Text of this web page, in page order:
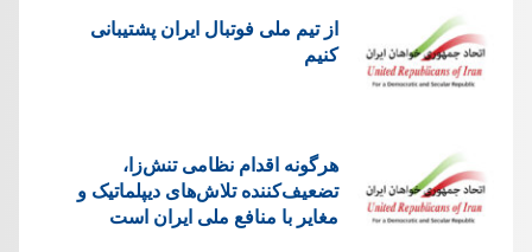
از تیم ملی فوتبال ایران پشتیبانی
کنیم
هرگونه اقدام نظامی تنش‌زا،
تضعیف‌کننده تلاش‌های دیپلماتیک و
مغایر با منافع ملی ایران است